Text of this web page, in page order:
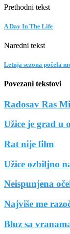
Prethodni tekst
A Day In The Life
Naredni tekst
Letnja sezona počela
Povezani tekstovi
Radosav Ras
Užice je grad u
Rat nije film
Užice ozbiljno
Neispunjena
Najviše me
Bluz sa